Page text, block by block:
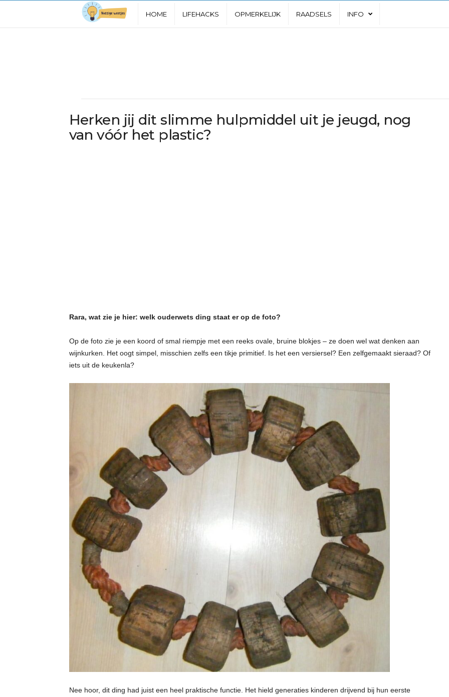
i
g
HOME LIFEHACKS OPMERKELIJK RAADSELS INFO
Herken jij dit slimme hulpmiddel uit je jeugd, nog
van vóór het plastic?
Rara, wat zie je hier: welk ouderwets ding staat er op de foto?
Op de foto zie je een koord of smal riempje met een reeks ovale, bruine blokjes – ze doen wel wat denken aan
wijnkurken. Het oogt simpel, misschien zelfs een tikje primitief. Is het een versiersel? Een zelfgemaakt sieraad? Of
iets uit de keukenla?
Nee hoor, dit ding had juist een heel praktische functie. Het hield generaties kinderen drijvend bij hun eerste